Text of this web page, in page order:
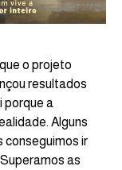
o projeto
resultados
porque a
Alguns
conseguimos ir
as